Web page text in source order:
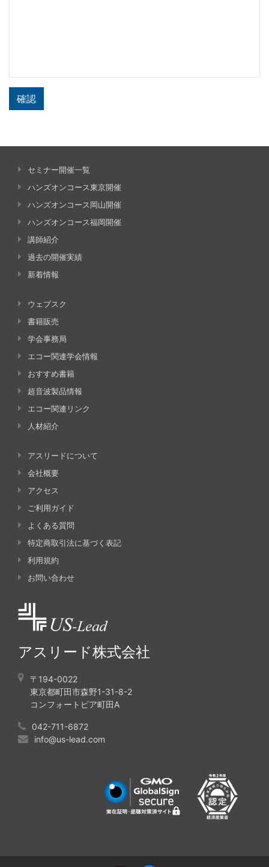
確認
セミナー開催一覧
ハンズオンコース東京開催
ハンズオンコース岡山開催
ハンズオンコース福岡開催
講師紹介
過去の開催実績
新着情報
ウェブスク
書籍販売
学会事務局
エコー関連学会情報
おすすめ書籍
超音波製品情報
エコー関連リンク
人材紹介
アスリードについて
会社概要
アクセス
ご利用ガイド
よくある質問
特定商取引法に基づく表記
利用規約
お問い合わせ
アスリード株式会社
〒194-0022
東京都町田市森野1-31-8-2
コンフォートピア町田A
042-711-6872
info@us-lead.com